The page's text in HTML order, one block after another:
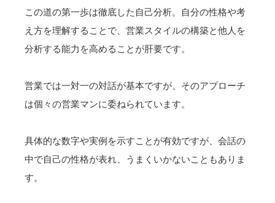
この道の第一歩は徹底した自己分析。自分の性格や考
え方を理解することで、営業スタイルの構築と他人を
分析する能力を高めることが肝要です。
営業では一対一の対話が基本ですが、そのアプローチ
は個々の営業マンに委ねられています。
具体的な数字や実例を示すことが有効ですが、会話の
中で自己の性格が表れ、うまくいかないこともありま
す。